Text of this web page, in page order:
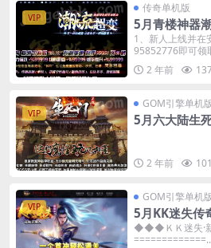
VIP
传奇单机版
5月青楼神器
职业-附带GM
1、新人上线并在
95852776即可领
2 年前
VIP
GOM引擎单机
5月六大陆生
2 年前 101
VIP
GOM引擎单机
5月KK迷失传
附带GM后台-
◆◆◆ＫＫ迷失·